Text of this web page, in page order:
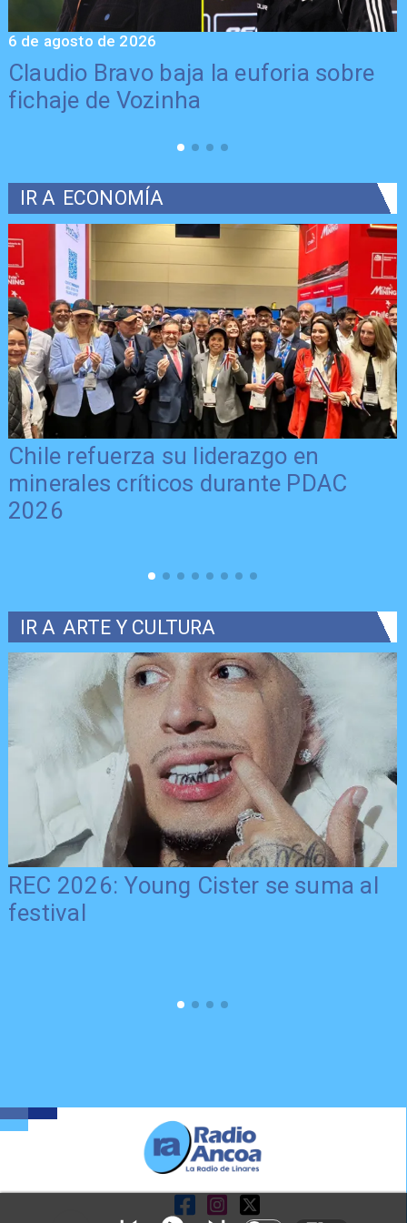
Claudio Bravo baja la euforia sobre
fichaje de Vozinha
6 de agosto de 2026
IR A ECONOMÍA
Chile refuerza su liderazgo en
minerales críticos durante PDAC
2026
IR A ARTE Y CULTURA
REC 2026: Young Cister se suma al
festival